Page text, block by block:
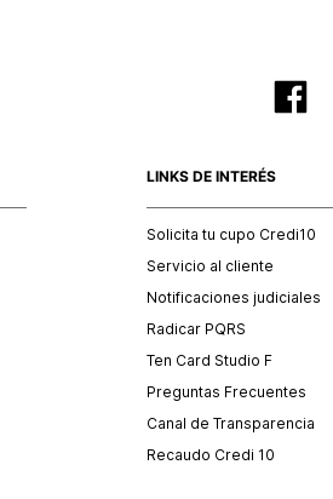
LINKS DE INTERÉS
Solicita tu cupo Credi10
Servicio al cliente
Notificaciones judiciales
Radicar PQRS
Ten Card Studio F
Preguntas Frecuentes
Canal de Transparencia
Recaudo Credi 10